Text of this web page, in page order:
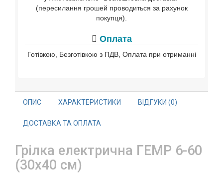
(пересилання грошей проводиться за рахунок
покупця).
Оплата
Готівкою, Безготівкою з ПДВ, Оплата при отриманні
ОПИС ХАРАКТЕРИСТИКИ ВІДГУКИ (0)
ДОСТАВКА ТА ОПЛАТА
Грілка електрична ГЕМР 6-60
(30х40 см)